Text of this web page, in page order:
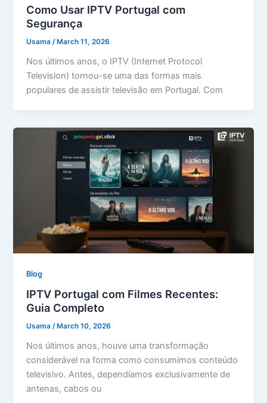
Como Usar IPTV Portugal com
Segurança
Usama/ March 11, 2026
Nos últimos anos, o IPTV (Internet Protocol
Television) tornou-se uma das formas mais
populares de assistir televisão em Portugal. Com
Blog
IPTV Portugal com Filmes Recentes:
Guia Completo
Usama/ March 10, 2026
Nos últimos anos, houve uma transformação
considerável na forma como consumimos conteúdo
televisivo. Antes, dependíamos exclusivamente de
antenas, cabos ou